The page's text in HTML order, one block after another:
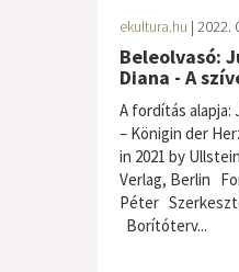
ekultura.hu | 2022.
Beleolvasó:
Diana - A
A fordítás alapja:
– Königin der
in 2021 by
Verlag, Berlin
Péter
Borítóterv...